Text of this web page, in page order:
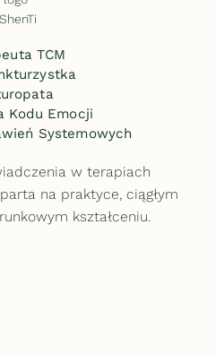
TCM
Kodu Emocji
Systemowych
w terapiach
na praktyce, ciągłym
kształceniu.